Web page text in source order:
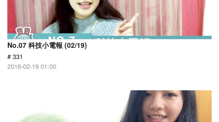
No.07 科技小電報 (02/19)
# 331
2016-02-19 01:00